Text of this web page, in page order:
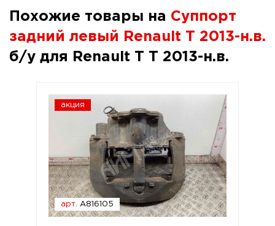
Похожие товары на Суппорт
задний левый Renault T 2013-н.в.
б/у для Renault T T 2013-н.в.
акция
арт. A816105